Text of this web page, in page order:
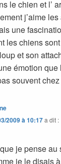
le chien et l’
j’aime
une
les chiens sont
et son
émotion que
souvent
2009 à 10:17a dit :
je pense au
je le disais